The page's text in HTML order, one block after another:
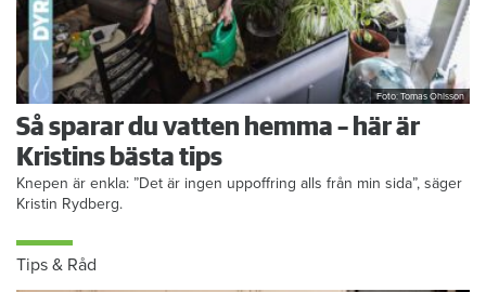
Foto: Tomas Ohlsson
Så sparar du vatten hemma – här är
Kristins bästa tips
Knepen är enkla: ”Det är ingen uppoffring alls från min sida”, säger
Kristin Rydberg.
Tips & Råd